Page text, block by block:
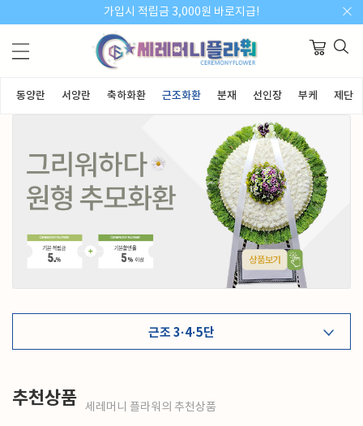
가입시 적립금 3,000원 바로지급!
동양란 서양란 축하화환 근조화환 분재 선인장 부케 제단화
근조 3·4·5단
추천상품 세레머니 플라워의 추천상품